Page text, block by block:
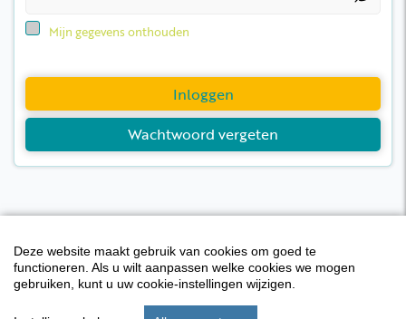
Mijn gegevens onthouden
Wachtwoord vergeten
Inloggen
Deze website maakt gebruik van cookies om goed te
functioneren. Als u wilt aanpassen welke cookies we mogen
gebruiken, kunt u uw cookie-instellingen wijzigen.